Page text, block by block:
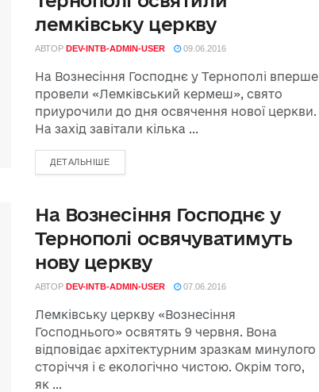
лемківську церкву
АВТОР DEV-INTB-ADMIN-USER 09.06.2016
На Вознесіння Господнє у Тернополі вперше
провели «Лемківський кермеш», свято
приурочили до дня освячення нової церкви.
На захід завітали кілька ...
ДЕТАЛЬНІШЕ
На Вознесіння Господнє у
Тернополі освячуватимуть
нову церкву
АВТОР DEV-INTB-ADMIN-USER 07.06.2016
Лемківську церкву «Вознесіння
Господнього» освятять 9 червня. Вона
відповідає архітектурним зразкам минулого
сторіччя і є екологічно чистою. Окрім того,
як ...